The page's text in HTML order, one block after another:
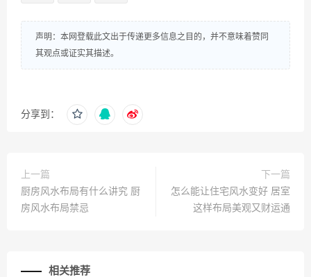
声明：本网登载此文出于传递更多信息之目的，并不意味着赞同
其观点或证实其描述。
分享到：
上一篇
厨房风水布局有什么讲究 厨
房风水布局禁忌
下一篇
怎么能让住宅风水变好 居室
这样布局美观又财运通
相关推荐